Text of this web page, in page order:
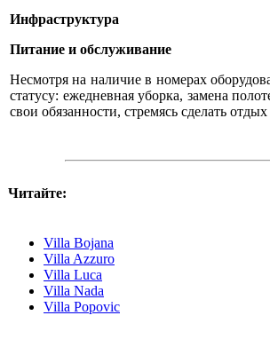
Инфраструктура
Питание и обслуживание
Несмотря на наличие в номерах
статусу: ежедневная уборка, замена
свои обязанности, стремясь сделать
Читайте:
Villa Bojana
Villa Azzuro
Villa Luca
Villa Nada
Villa Popovic